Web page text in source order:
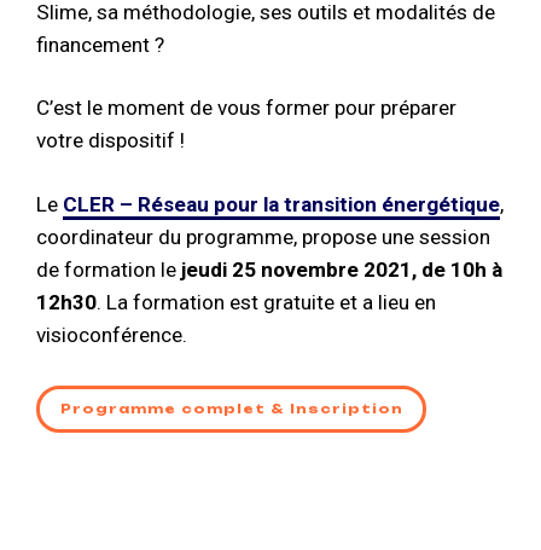
Slime, sa méthodologie, ses outils et modalités de
financement ?
C’est le moment de vous former pour préparer
votre dispositif !
Le CLER – Réseau pour la transition énergétique,
coordinateur du programme, propose une session
de formation le jeudi 25 novembre 2021, de 10h à
12h30. La formation est gratuite et a lieu en
visioconférence.
Programme complet & Inscription